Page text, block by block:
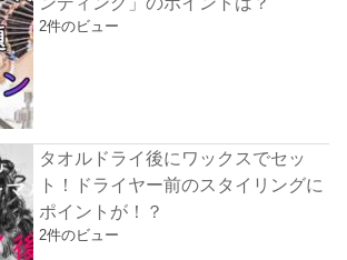
2件のビュー
タオルドライ後にワックスでセッ
ト！ドライヤー前のスタイリングに
ポイントが！？
2件のビュー